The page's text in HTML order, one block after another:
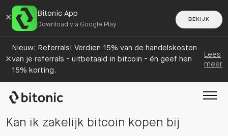
× Bitonic App
Download via Google Play
BEKIJK
×
Nieuw: Referrals! Verdien 15% van de handelskosten
van je referrals - uitbetaald in bitcoin - én geef hen
15% korting.
Lees
meer
Kan ik zakelijk bitcoin kopen bij